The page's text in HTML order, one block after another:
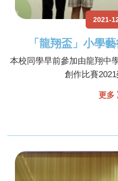
2021-
「龍翔盃」小學
本校同學早前參加由龍翔中
創作比賽2021
更多